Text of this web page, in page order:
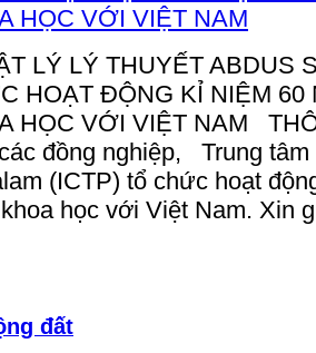
LÝ LÝ THUYẾT ABDUS
HOẠT ĐỘNG KỈ NIỆM 60
HỌC VỚI VIỆT NAM
đồng nghiệp, Trung tâm
(ICTP) tổ chức hoạt
học với Việt Nam. Xin
đất